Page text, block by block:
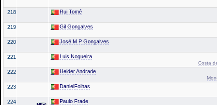
218 Rui Tomé
219 Gil Gonçalves
220 José M P Gonçalves
221 Luis Nogueira
Costa
222 Helder Andrade
223 DanielFolhas
224 Paulo Frade